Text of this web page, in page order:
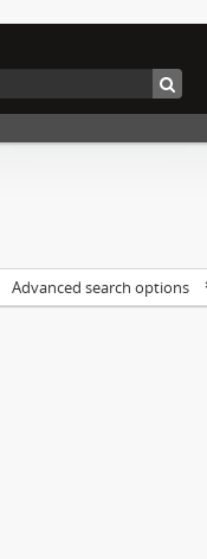
Advanced search options